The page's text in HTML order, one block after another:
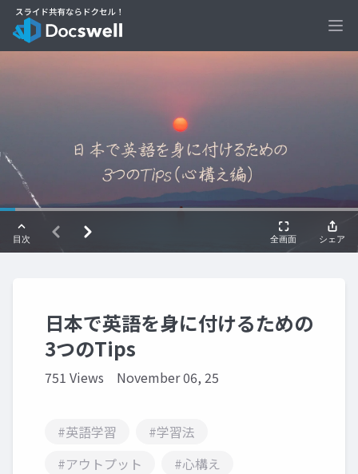
日本で英語を身に付けるための
3つのTips
751 Views November 06, 25
#英語学習
#学習法
#アウトプット
#心構え